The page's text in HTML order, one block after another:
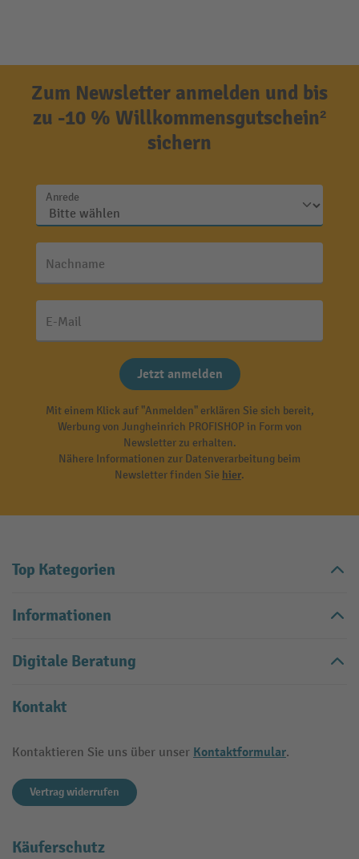
Zum Newsletter anmelden und bis
zu -10 % Willkommensgutschein²
sichern
Anrede
Nachname
E-Mail
Jetzt anmelden
Mit einem Klick auf "Anmelden" erklären Sie sich bereit,
Werbung von Jungheinrich PROFISHOP in Form von
Newsletter zu erhalten.
Nähere Informationen zur Datenverarbeitung beim
Newsletter finden Sie hier.
Top Kategorien
Informationen
Digitale Beratung
Kontakt
Kontaktieren Sie uns über unser Kontaktformular.
Vertrag widerrufen
Käuferschutz